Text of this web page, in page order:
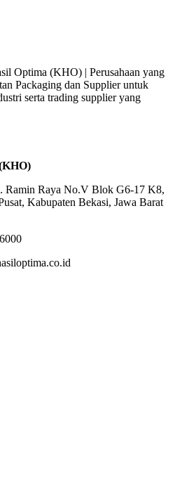
Optima (KHO) | Perusahaan yang
Packaging dan Supplier untuk
serta trading supplier yang
Ramin Raya No.V Blok G6-17 K8,
Kabupaten Bekasi, Jawa Barat